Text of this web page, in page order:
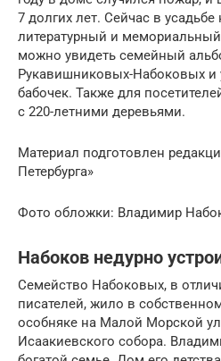
7 долгих лет. Сейчас в усадьбе
литературный и
можно увидеть семейный
Рукавишниковых-Набоковых
бабочек. Также для
с 220-летними деревьями.
Материал подготовлен
Петербурга»
Фото обложки: Владимир
Набоков недурно
Семейство Набоковых, в
писателей, жило в
особняке на Малой Морской
Исаакиевского собора.